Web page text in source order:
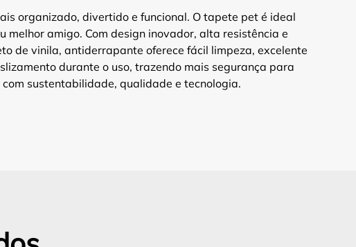
organizado, divertido e funcional. O tapete pet é ideal
amigo. Com design inovador, alta resistência e
de vinila, antiderrapante oferece fácil limpeza, excelente
durante o uso, trazendo mais segurança para
sustentabilidade, qualidade e tecnologia.